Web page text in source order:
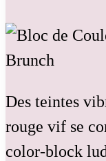
Des teintes
rouge vif se
color-block